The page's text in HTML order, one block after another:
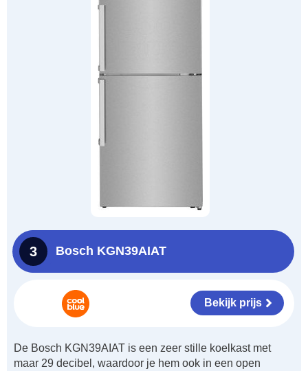
3 Bosch KGN39AIAT
Bekijk prijs
De Bosch KGN39AIAT is een zeer stille koelkast met
maar 29 decibel, waardoor je hem ook in een open